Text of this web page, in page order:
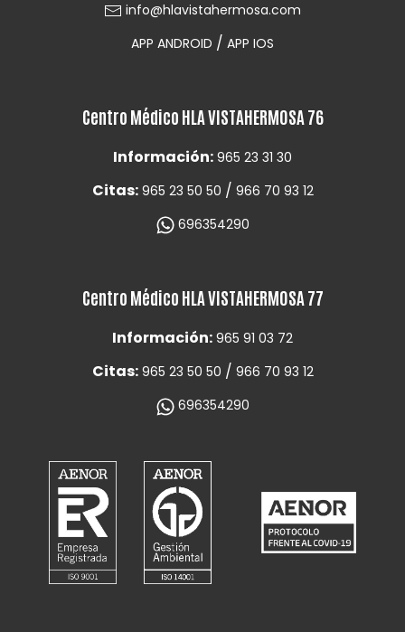
info@hlavistahermosa.com
APP ANDROID / APP IOS
Centro Médico HLA VISTAHERMOSA 76
Información: 965 23 31 30
Citas: 965 23 50 50 / 966 70 93 12
696354290
Centro Médico HLA VISTAHERMOSA 77
Información: 965 91 03 72
Citas: 965 23 50 50 / 966 70 93 12
696354290